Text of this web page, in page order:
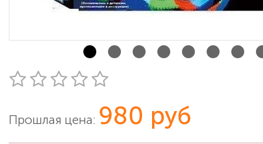
Прошлая цена: 980 руб